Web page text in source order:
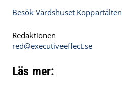
Besök Värdshuset Koppartälten
Redaktionen
red@executiveeffect.se
Läs mer: